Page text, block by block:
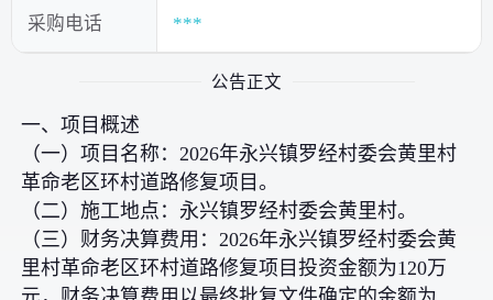
采购电话 ***
公告正文
一、项目概述
（一）项目名称：2026年永兴镇罗经村委会黄里村
革命老区环村道路修复项目。
（二）施工地点：永兴镇罗经村委会黄里村。
（三）财务决算费用：2026年永兴镇罗经村委会黄
里村革命老区环村道路修复项目投资金额为120万